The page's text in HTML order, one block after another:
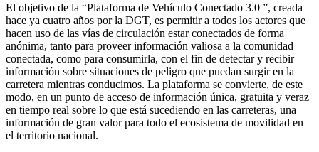
El objetivo de la “Plataforma de Vehículo Conectado 3.0 ”, creada
hace ya cuatro años por la DGT, es permitir a todos los actores que
hacen uso de las vías de circulación estar conectados de forma
anónima, tanto para proveer información valiosa a la comunidad
conectada, como para consumirla, con el fin de detectar y recibir
información sobre situaciones de peligro que puedan surgir en la
carretera mientras conducimos. La plataforma se convierte, de este
modo, en un punto de acceso de información única, gratuita y veraz
en tiempo real sobre lo que está sucediendo en las carreteras, una
información de gran valor para todo el ecosistema de movilidad en
el territorio nacional.